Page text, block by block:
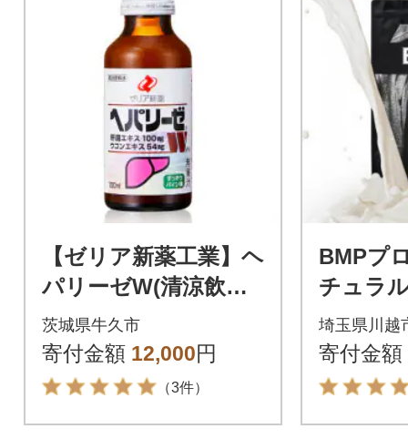
【ゼリア新薬工業】ヘ
パリーゼW(清涼飲料
水) 100ml 10本セ
ット
茨城県牛久市
寄付金額 12,000円
（3件）
BMPプ
チュラ
埼玉県川越
寄付金額